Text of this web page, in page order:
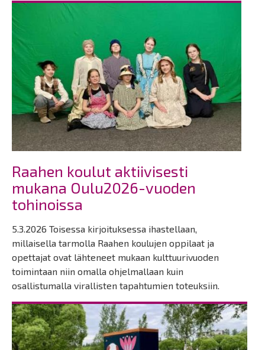
Raahen koulut aktiivisesti
mukana Oulu2026-vuoden
tohinoissa
5.3.2026 Toisessa kirjoituksessa ihastellaan,
millaisella tarmolla Raahen koulujen oppilaat ja
opettajat ovat lähteneet mukaan kulttuurivuoden
toimintaan niin omalla ohjelmallaan kuin
osallistumalla virallisten tapahtumien toteuksiin.